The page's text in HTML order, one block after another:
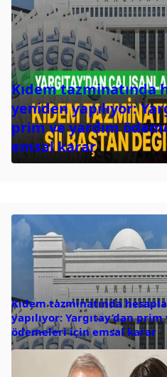
Kıdem tazminatında
yeniden yapılıyor:
prim ve yardım
emsal karar
Kıdem tazminatında
yapılıyor: Yargıtay’dan prim
ödemeleri için emsal karar